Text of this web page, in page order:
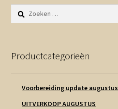
Zoeken
naar:
Productcategorieën
Voorbereiding update augustus
UITVERKOOP AUGUSTUS